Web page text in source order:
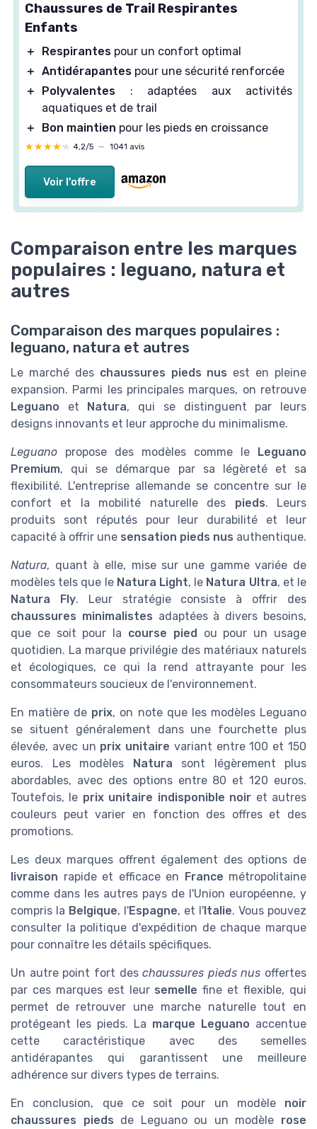
Chaussures de Trail Respirantes
Enfants
＋ Respirantes pour un confort optimal
＋ Antidérapantes pour une sécurité renforcée
＋
Polyvalentes : adaptées aux activités
aquatiques et de trail
＋
Bon maintien pour les pieds en croissance
★★★★★
★★★★★ 4,2/5 — 1041 avis
Voir l'offre
Comparaison entre les marques
populaires : leguano, natura et
autres
Comparaison des marques populaires :
leguano, natura et autres
Le marché des chaussures pieds nus est en pleine
expansion. Parmi les principales marques, on retrouve
Leguano et Natura, qui se distinguent par leurs
designs innovants et leur approche du minimalisme.
Leguano propose des modèles comme le
Leguano
Premium, qui se démarque par sa légèreté et sa
flexibilité. L'entreprise allemande se concentre sur le
confort et la mobilité naturelle des pieds. Leurs
produits sont réputés pour leur durabilité et leur
capacité à offrir une sensation pieds nus authentique.
Natura, quant à elle, mise sur une gamme variée de
modèles tels que le Natura Light, le Natura Ultra, et le
Natura Fly. Leur stratégie consiste à offrir des
chaussures minimalistes adaptées à divers besoins,
que ce soit pour la course pied
ou pour un usage
quotidien. La marque privilégie des matériaux naturels
et écologiques, ce qui la rend attrayante pour les
consommateurs soucieux de l'environnement.
En matière de prix, on note que les modèles Leguano
se situent généralement dans une fourchette plus
élevée, avec un prix unitaire variant entre 100 et 150
euros. Les modèles
Natura sont légèrement plus
abordables, avec des options entre 80 et 120 euros.
Toutefois, le prix unitaire indisponible noir et autres
couleurs peut varier en fonction des offres et des
promotions.
Les deux marques offrent également des options de
livraison rapide et efficace en France métropolitaine
comme dans les autres pays de l'Union européenne, y
compris la Belgique, l'Espagne, et l' Italie. Vous pouvez
consulter la politique d'expédition de chaque marque
pour connaître les détails spécifiques.
Un autre point fort deschaussures pieds nus offertes
par ces marques est leur semelle fine et flexible, qui
permet de retrouver une marche naturelle tout en
protégeant les pieds. La marque Leguano accentue
cette caractéristique avec des semelles
antidérapantes qui garantissent une meilleure
adhérence sur divers types de terrains.
En conclusion, que ce soit pour un modèle noir
chaussures pieds de Leguano ou un modèle rose